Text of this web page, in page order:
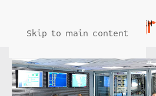
Skip to main content
ΑΡΧΙΚΗ